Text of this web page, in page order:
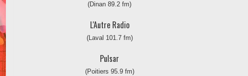
(Dinan 89.2 fm)
L'Autre Radio
(Laval 101.7 fm)
Pulsar
(Poitiers 95.9 fm)